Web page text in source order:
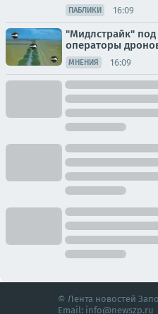
ПАБЛИКИ 16:09
"Мидлстрайк" под
операторы
МНЕНИЯ 16:09
© Лента новостей
Email: info@newszp.ru